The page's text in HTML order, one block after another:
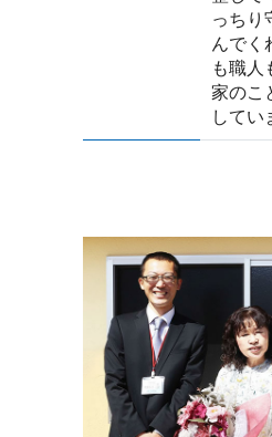
っちり
んでく
も職人
家のこ
してい